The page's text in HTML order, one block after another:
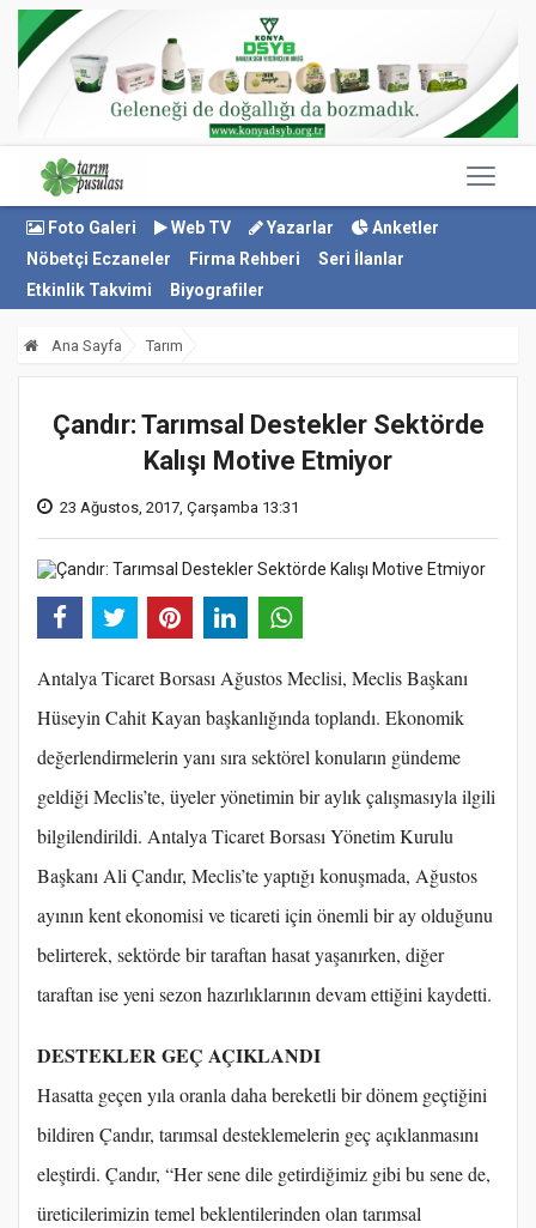
Foto Galeri Web TV Yazarlar
Anketler
Nöbetçi Eczaneler
Firma Rehberi
Seri İlanlar
Etkinlik Takvimi
Biyografiler
Ana Sayfa Tarım
Çandır: Tarımsal Destekler Sektörde
Kalışı Motive Etmiyor
23 Ağustos, 2017, Çarşamba 13:31
Antalya Ticaret Borsası Ağustos Meclisi, Meclis Başkanı
Hüseyin Cahit Kayan başkanlığında toplandı. Ekonomik
değerlendirmelerin yanı sıra sektörel konuların gündeme
geldiği Meclis’te, üyeler yönetimin bir aylık çalışmasıyla ilgili
bilgilendirildi. Antalya Ticaret Borsası Yönetim Kurulu
Başkanı Ali Çandır, Meclis’te yaptığı konuşmada, Ağustos
ayının kent ekonomisi ve ticareti için önemli bir ay olduğunu
belirterek, sektörde bir taraftan hasat yaşanırken, diğer
taraftan ise yeni sezon hazırlıklarının devam ettiğini kaydetti.
DESTEKLER GEÇ AÇIKLANDI
Hasatta geçen yıla oranla daha bereketli bir dönem geçtiğini
bildiren Çandır, tarımsal desteklemelerin geç açıklanmasını
eleştirdi. Çandır, “Her sene dile getirdiğimiz gibi bu sene de,
üreticilerimizin temel beklentilerinden olan tarımsal